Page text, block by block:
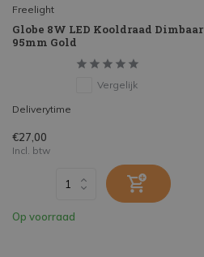
Freelight
Globe 8W LED Kooldraad Dimbaar
95mm Gold
Vergelijk
Deliverytime
€27,00
Incl. btw
Op voorraad